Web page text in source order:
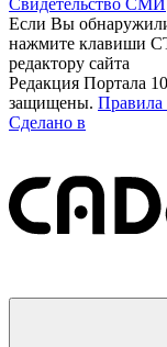
Если Вы
нажмите клавиши
редактору сайта
Редакция Портала
защищены. Правила
Сделано в